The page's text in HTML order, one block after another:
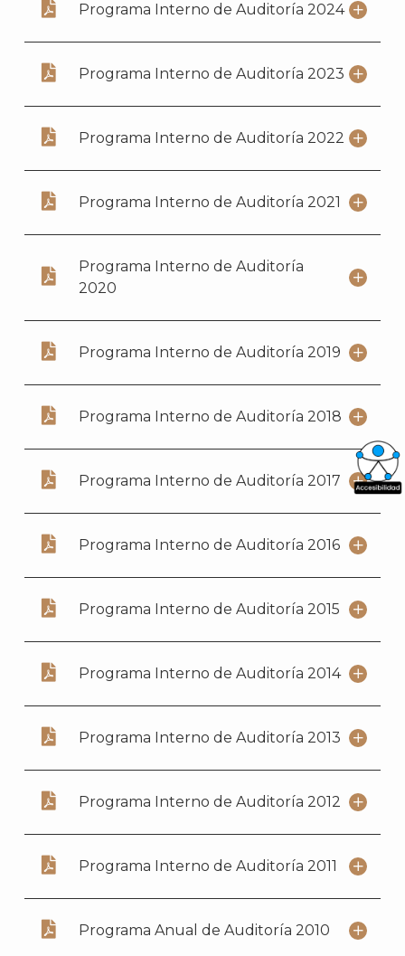
Programa Interno de Auditoría 2024
Programa Interno de Auditoría 2023
Programa Interno de Auditoría 2022
Programa Interno de Auditoría 2021
Programa Interno de Auditoría
2020
Programa Interno de Auditoría 2019
Programa Interno de Auditoría 2018
Programa Interno de Auditoría 2017
Programa Interno de Auditoría 2016
Programa Interno de Auditoría 2015
Programa Interno de Auditoría 2014
Programa Interno de Auditoría 2013
Programa Interno de Auditoría 2012
Programa Interno de Auditoría 2011
Programa Anual de Auditoría 2010